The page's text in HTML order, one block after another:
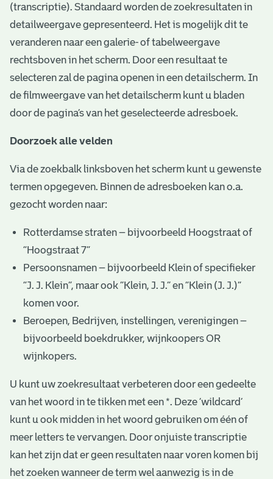
(transcriptie). Standaard worden de zoekresultaten in
detailweergave gepresenteerd. Het is mogelijk dit te
veranderen naar een galerie- of tabelweergave
rechtsboven in het scherm. Door een resultaat te
selecteren zal de pagina openen in een detailscherm. In
de filmweergave van het detailscherm kunt u bladen
door de pagina’s van het geselecteerde adresboek.
Doorzoek alle velden
Via de zoekbalk linksboven het scherm kunt u gewenste
termen opgegeven. Binnen de adresboeken kan o.a.
gezocht worden naar:
Rotterdamse straten – bijvoorbeeld Hoogstraat of
“Hoogstraat 7”
Persoonsnamen – bijvoorbeeld Klein of specifieker
“J. J. Klein”, maar ook ”Klein, J. J.” en “Klein (J. J.)”
komen voor.
Beroepen, Bedrijven, instellingen, verenigingen –
bijvoorbeeld boekdrukker, wijnkoopers OR
wijnkopers.
U kunt uw zoekresultaat verbeteren door een gedeelte
van het woord in te tikken met een *. Deze ‘wildcard’
kunt u ook midden in het woord gebruiken om één of
meer letters te vervangen. Door onjuiste transcriptie
kan het zijn dat er geen resultaten naar voren komen bij
het zoeken wanneer de term wel aanwezig is in de